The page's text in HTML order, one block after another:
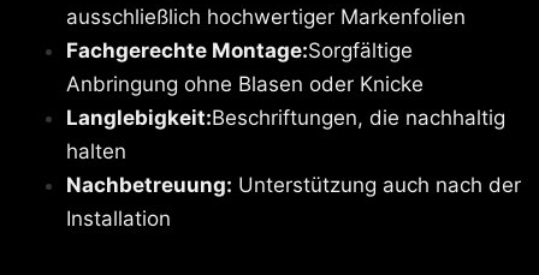
ausschließlich hochwertiger Markenfolien
Fachgerechte Montage:Sorgfältige
Anbringung ohne Blasen oder Knicke
Langlebigkeit:Beschriftungen, die nachhaltig
halten
Nachbetreuung: Unterstützung auch nach der
Installation